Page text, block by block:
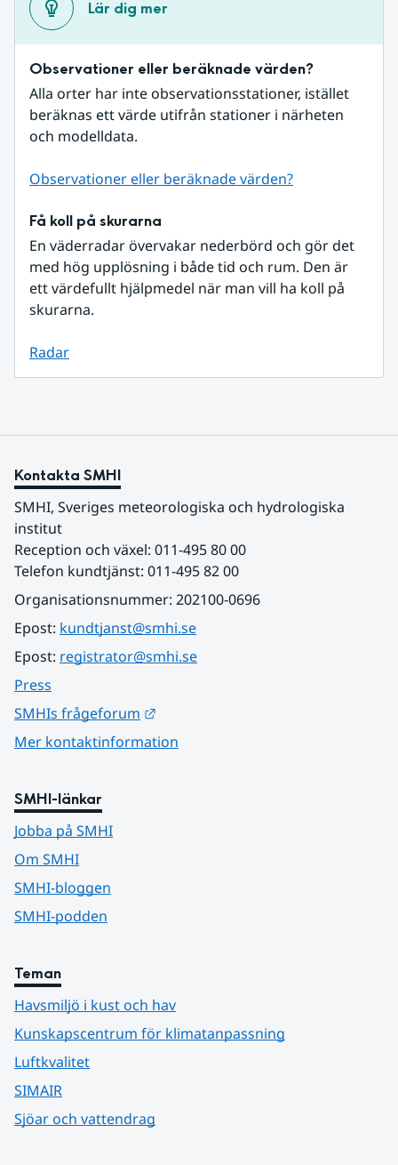
Lär dig mer
Observationer eller beräknade värden?
Alla orter har inte observationsstationer, istället
beräknas ett värde utifrån stationer i närheten
och modelldata.
Observationer eller beräknade värden?
Få koll på skurarna
En väderradar övervakar nederbörd och gör det
med hög upplösning i både tid och rum. Den är
ett värdefullt hjälpmedel när man vill ha koll på
skurarna.
Radar
Kontakta SMHI
SMHI, Sveriges meteorologiska och hydrologiska
institut
Reception och växel: 011-495 80 00
Telefon kundtjänst: 011-495 82 00
Organisationsnummer: 202100-0696
Epost: kundtjanst@smhi.se
Epost: registrator@smhi.se
Press
SMHIs frågeforum
Mer kontaktinformation
SMHI-länkar
Jobba på SMHI
Om SMHI
SMHI-bloggen
SMHI-podden
Teman
Havsmiljö i kust och hav
Kunskapscentrum för klimatanpassning
Luftkvalitet
SIMAIR
Sjöar och vattendrag